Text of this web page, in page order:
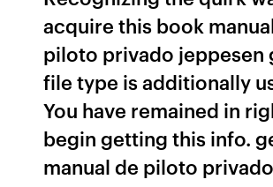
acquire this book
piloto privado jeppesen
file type is additionally
You have remained in
begin getting this info.
manual de piloto privado